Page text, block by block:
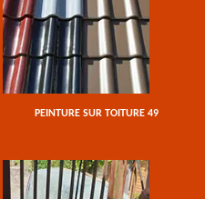
PEINTURE SUR TOITURE 49